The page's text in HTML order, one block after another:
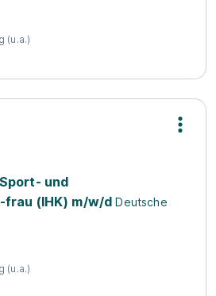
(u.a.)
und
(IHK) m/w/d Deutsche
(u.a.)